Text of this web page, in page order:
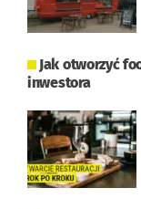
Jak otworzyć
inwestora